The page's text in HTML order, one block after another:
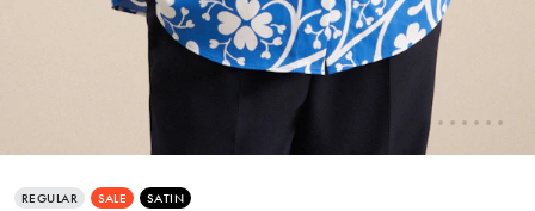
REGULAR SALE SATIN